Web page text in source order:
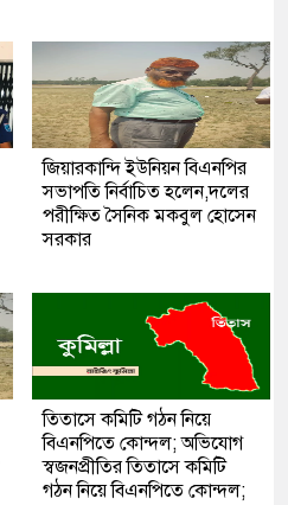
জিয়ারকান্দি ইউনিয়ন বিএনপির
সভাপতি নির্বাচিত হলেন,দলের
পরীক্ষিত সৈনিক মকবুল হোসেন
সরকার
তিতাসে কমিটি গঠন নিয়ে
বিএনপিতে কোন্দল; অভিযোগ
স্বজনপ্রীতির তিতাসে কমিটি
গঠন নিয়ে বিএনপিতে কোন্দল;